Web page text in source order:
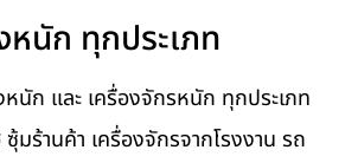
นัก ทุกประเภท
นัก และ เครื่องจักรหนัก ทุกประเภท
ซุ้มร้านค้า เครื่องจักรจากโรงงาน รถ